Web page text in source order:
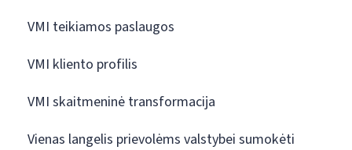
VMI teikiamos paslaugos
VMI kliento profilis
VMI skaitmeninė transformacija
Vienas langelis prievolėms valstybei sumokėti